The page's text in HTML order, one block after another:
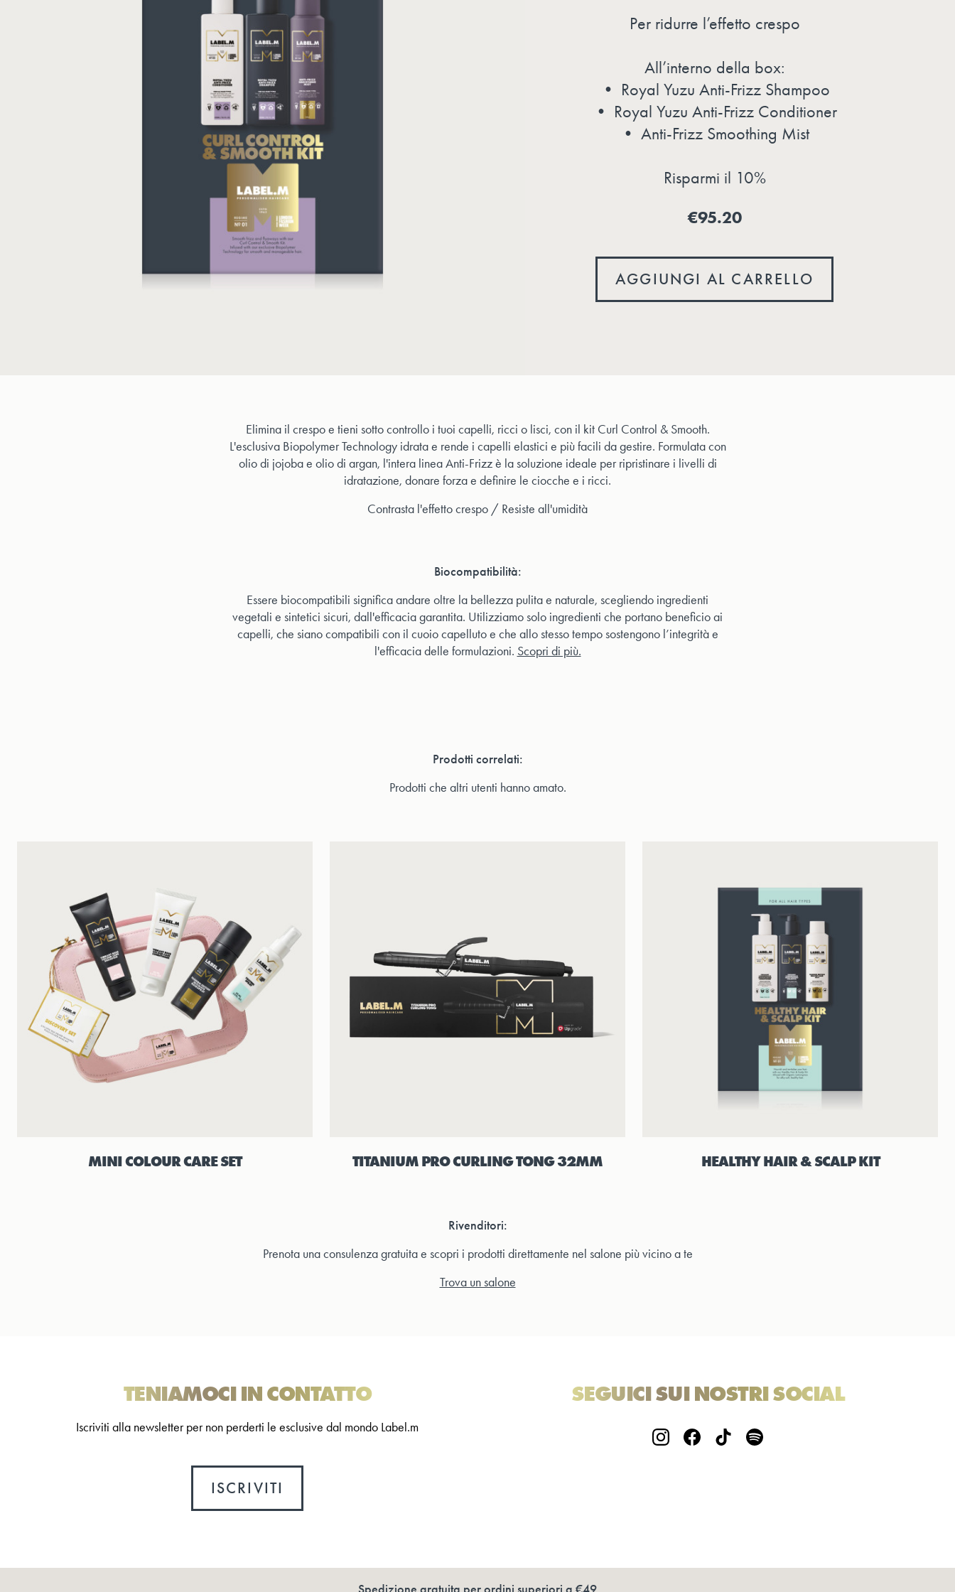
Per ridurre l’effetto crespo
All’interno della box:
• Royal Yuzu Anti-Frizz Shampoo
• Royal Yuzu Anti-Frizz Conditioner
• Anti-Frizz Smoothing Mist
Risparmi il 10%
€95.20
AGGIUNGI AL CARRELLO
Elimina il crespo e tieni sotto controllo i tuoi capelli, ricci o lisci, con il kit Curl Control & Smooth.
L'esclusiva Biopolymer Technology idrata e rende i capelli elastici e più facili da gestire. Formulata con
olio di jojoba e olio di argan, l'intera linea Anti-Frizz è la soluzione ideale per ripristinare i livelli di
idratazione, donare forza e definire le ciocche e i ricci.
Contrasta l'effetto crespo / Resiste all'umidità
Biocompatibilità:
Essere biocompatibili significa andare oltre la bellezza pulita e naturale, scegliendo ingredienti
vegetali e sintetici sicuri, dall'efficacia garantita. Utilizziamo solo ingredienti che portano beneficio ai
capelli, che siano compatibili con il cuoio capelluto e che allo stesso tempo sostengono l’integrità e
l'efficacia delle formulazioni. Scopri di più.
Prodotti correlati:
Prodotti che altri utenti hanno amato.
MINI COLOUR CARE SET TITANIUM PRO CURLING TONG 32MM HEALTHY HAIR & SCALP KIT
Rivenditori:
Prenota una consulenza gratuita e scopri i prodotti direttamente nel salone più vicino a te
Trova un salone
TENIAMOCI IN CONTATTO
Iscriviti alla newsletter per non perderti le esclusive dal mondo Label.m
ISCRIVITI
SEGUICI SUI NOSTRI SOCIAL